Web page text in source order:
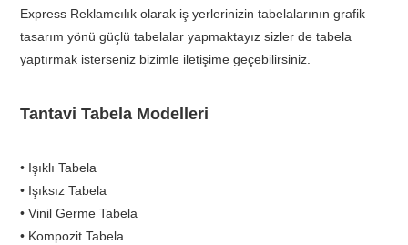
Express Reklamcılık olarak iş yerlerinizin tabelalarının grafik
tasarım yönü güçlü tabelalar yapmaktayız sizler de tabela
yaptırmak isterseniz bizimle iletişime geçebilirsiniz.
Tantavi Tabela Modelleri
• Işıklı Tabela
• Işıksız Tabela
• Vinil Germe Tabela
• Kompozit Tabela